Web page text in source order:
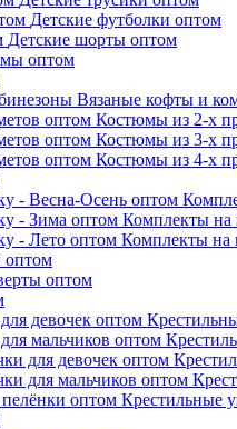
Детские футболки оптом
Детские шорты оптом
оптом
Вязаные кофты и
Костюмы из 2-х
Костюмы из 3-х
Костюмы из 4-х
Комплекты на
Комплекты на
оптом
оптом
Крестильные